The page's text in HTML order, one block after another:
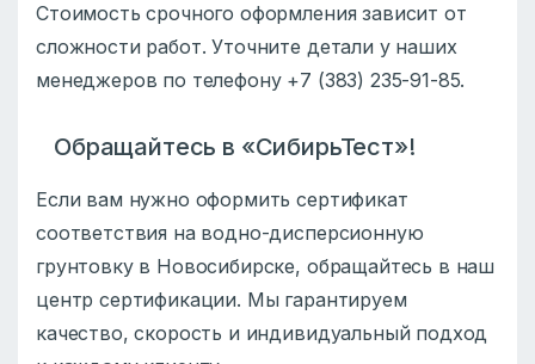
Стоимость срочного оформления зависит от
сложности работ. Уточните детали у наших
менеджеров по телефону +7 (383) 235-91-85.
Обращайтесь в «СибирьТест»!
Если вам нужно оформить сертификат
соответствия на водно-дисперсионную
грунтовку в Новосибирске, обращайтесь в наш
центр сертификации. Мы гарантируем
качество, скорость и индивидуальный подход